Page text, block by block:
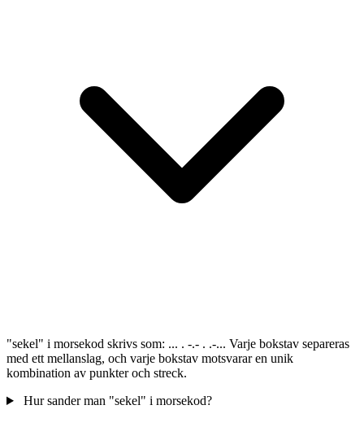
"sekel" i morsekod skrivs som: ... . -.- . .-... Varje bokstav separeras
med ett mellanslag, och varje bokstav motsvarar en unik
kombination av punkter och streck.
Hur sander man "sekel" i morsekod?